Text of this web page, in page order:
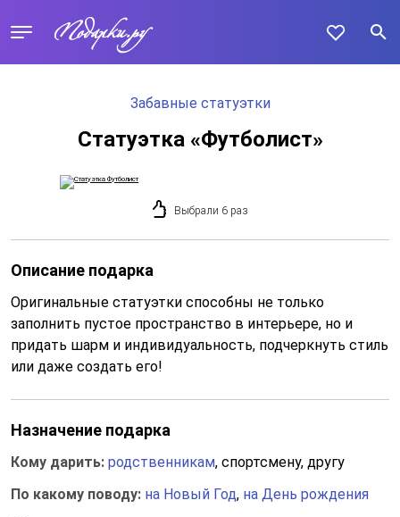
Забавные статуэтки
Статуэтка «Футболист»
Выбрали 6 раз
Описание подарка
Оригинальные статуэтки способны не только
заполнить пустое пространство в интерьере, но и
придать шарм и индивидуальность, подчеркнуть стиль
или даже создать его!
Назначение подарка
Кому дарить: родственникам, спортсмену, другу
По какому поводу: на Новый Год, на День рождения